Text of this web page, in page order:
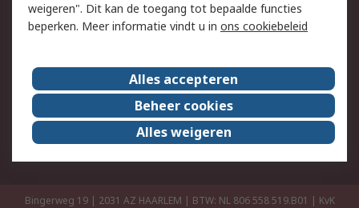
Algemene
verkoopvoorwaarden
Over RS
RS Group
Over ons
RS wereldwijd
Werken bij RS
ESG
Bingerweg 19 | 2031 AZ HAARLEM | BTW: NL 806 558 519.B01 | KvK
weigeren". Dit kan de toegang tot bepaalde functies
beperken. Meer informatie vindt u in ons cookiebeleid
Alles accepteren
Beheer cookies
Alles weigeren